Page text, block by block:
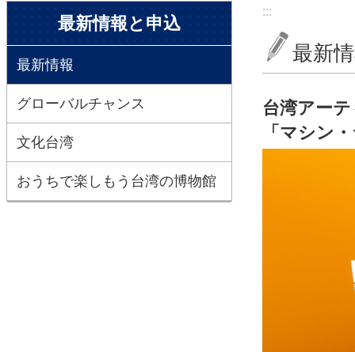
:::
最新情報と申込
最新情報
グローバルチャンス
文化台湾
おうちで楽しもう台湾の博物館
:::
最新
台湾アー
「マシン